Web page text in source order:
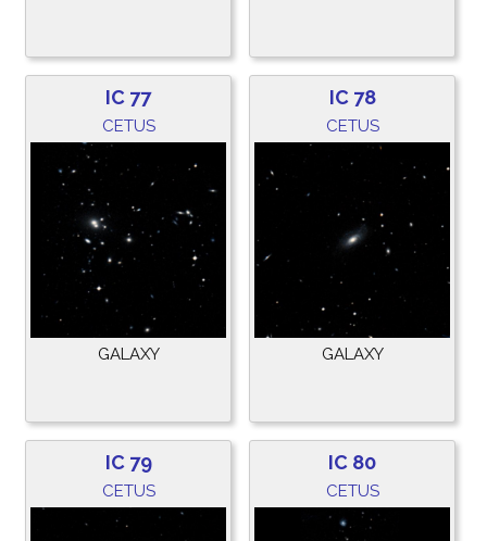
IC 77
CETUS
GALAXY
IC 78
CETUS
GALAXY
IC 79
CETUS
IC 80
CETUS